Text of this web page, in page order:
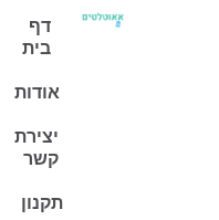
דף
בית
אודות
יצירת
קשר
תקנון